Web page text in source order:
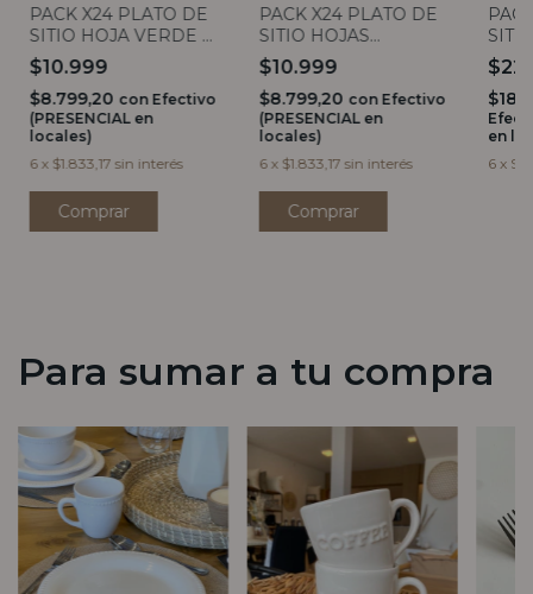
PACK X24 PLATO DE
SITIO HOJA VERDE Y
BLANCO
$10.999
$8.799,20 con Efectivo
(PRESENCIAL en
locales)
6 x $1.833,17 sin interés
PACK X24 PLATO DE
SITIO HOJAS
VERDES, BLANCO Y
GRIS
$10.999
$8.799,20 con Efectivo
(PRESENCIAL en
locales)
6 x $1.833,17 sin interés
en
6 x
Para sumar a tu compra